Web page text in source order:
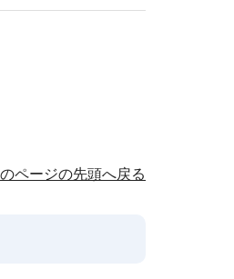
ページの先頭へ戻る